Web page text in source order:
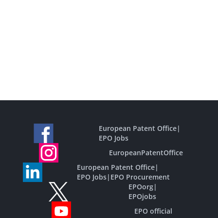
European Patent Office|
EPO Jobs
EuropeanPatentOffice
European Patent Office|
EPO Jobs| EPO Procurement
EPOorg|
EPOjobs
EPO official